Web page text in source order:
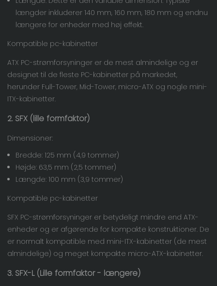
længder inkluderer 140 mm, 160 mm, 180 mm og endnu
længere for enheder med høj effekt.
Kompatible pc-kabinetter
ATX PC-strømforsyninger er de mest almindelige og er
designet til de fleste PC-kabinetter på markedet,
herunder Full-Tower, Mid-Tower, micro-ATX og nogle mini-
ITX-kabinetter.
2. SFX (lille formfaktor)
Dimensioner:
Bredde: 125 mm (4,9 tommer)
Højde: 63,5 mm (2,5 tommer)
Længde: 100 mm (3,9 tommer)
Kompatible pc-kabinetter
SFX PC-strømforsyninger er betydeligt mindre end ATX-
enheder og er afgørende for kompakte konstruktioner. De
er normalt kompatible med mini-ITX-kabinetter (de mest
almindelige) og meget kompakte micro-ATX-kabinetter.
3. SFX-L (Lille formfaktor - længere)